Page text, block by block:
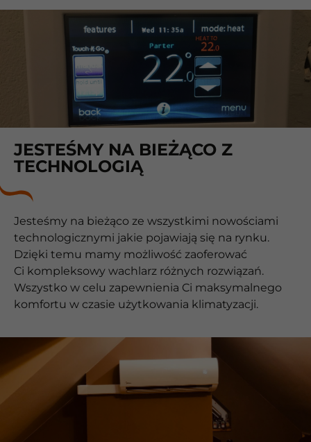
JESTEŚMY NA BIEŻĄCO Z
TECHNOLOGIĄ
Jesteśmy na bieżąco ze wszystkimi nowościami
technologicznymi jakie pojawiają się na rynku.
Dzięki temu mamy możliwość zaoferować
Ci kompleksowy wachlarz różnych rozwiązań.
Wszystko w celu zapewnienia Ci maksymalnego
komfortu w czasie użytkowania klimatyzacji.